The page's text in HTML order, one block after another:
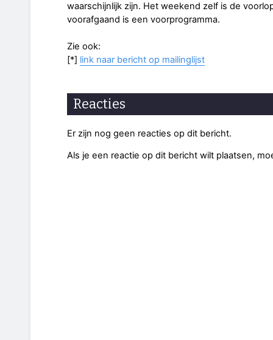
waarschijnlijk zijn. Het weekend zelf is de
voorafgaand is een voorprogramma.
Zie ook:
[*] link naar bericht op mailinglijst
Reacties
Er zijn nog geen reacties op dit bericht.
Als je een reactie op dit bericht wilt plaatsen,